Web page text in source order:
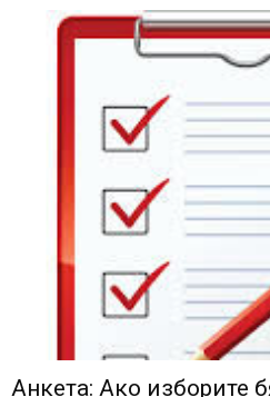
Анкета: Ако изборите